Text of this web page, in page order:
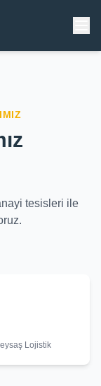
tesisleri ile
Lojistik